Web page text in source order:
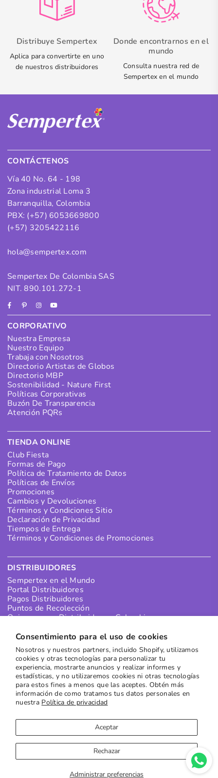
Consentimiento para el uso de cookies
Nosotros y nuestros partners, incluido Shopify, utilizamos
cookies y otras tecnologías para personalizar tu
experiencia, mostrarte anuncios y realizar informes y
estadísticas, y no utilizaremos cookies ni otras tecnologías
para estos fines a menos que las aceptes. Obtén más
información de como tratamos tus datos personales en
nuestra Política de privacidad
Administrar preferencias
Aceptar
Rechazar
Distribuye Sempertex
Aplica para convertirte en uno
de nuestros distribuidores
Donde encontrarnos en el
mundo
Consulta nuestra red de
Sempertex en el mundo
CONTÁCTENOS
Vía 40 No. 64 - 198
Zona industrial Loma 3
Barranquilla, Colombia
PBX: (+57) 6053669800
(+57) 3205422116
hola@sempertex.com
Sempertex De Colombia SAS
NIT. 890.101.272-1
FacebookPinterestInstagram
YouTube
CORPORATIVO
Nuestra Empresa
Nuestro Equipo
Trabaja con Nosotros
Directorio Artistas de Globos
Directorio MBP
Sostenibilidad - Nature First
Políticas Corporativas
Buzón De Transparencia
Atención PQRs
TIENDA ONLINE
Club Fiesta
Formas de Pago
Política de Tratamiento de Datos
Políticas de Envíos
Promociones
Cambios y Devoluciones
Términos y Condiciones Sitio
Declaración de Privacidad
Tiempos de Entrega
Términos y Condiciones de Promociones
DISTRIBUIDORES
Sempertex en el Mundo
Portal Distribuidores
Pagos Distribuidores
Puntos de Recolección
Quiero ser un Distribuidor en Colombia
SUSCRÍBETE A NUESTRO NEWSLETTER
Recibe las mejores ofertas directamente en tu buzón
Suscribirse
Copyright © 2023Sempertex| Sitio porMoxie Digital